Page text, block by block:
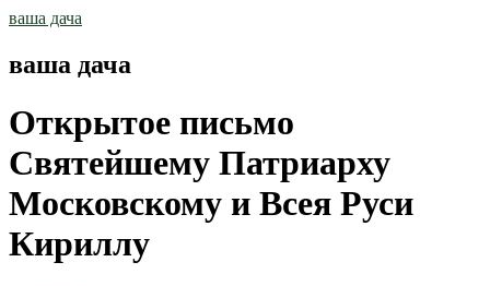
Skip
ваша дача
ваша дача
Открытое письмо
Святейшему Патриарху
Московскому и Всея Руси
Кириллу